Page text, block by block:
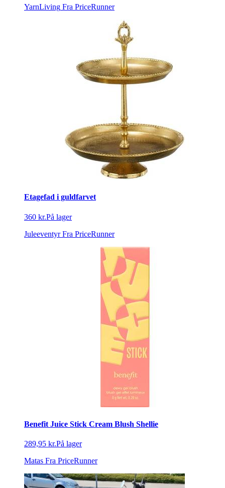
YarnLiving Fra PriceRunner
Etagefad i guldfarvet
360 kr.På lager
Juleeventyr Fra PriceRunner
Benefit Juice Stick Cream Blush Shellie
289,95 kr.På lager
Matas Fra PriceRunner